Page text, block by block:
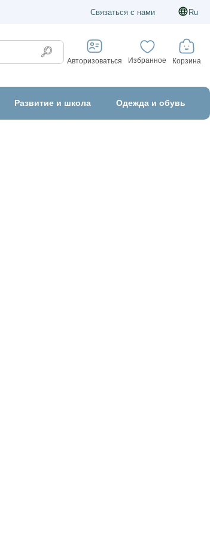
Связаться с нами Ru
Авторизоваться Избранное Корзина
Развитие и школа Одежда и обувь